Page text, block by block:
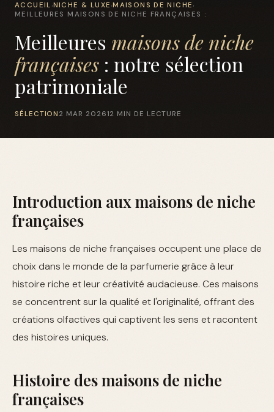
ACCUEIL ›NICHE & LUXE ›MAISONS DE NICHE ›
MEILLEURES MAISONS DE NICHE FRANÇAISES :
Meilleures maisons de niche
françaises : notre sélection
patrimoniale
SÉLECTION 2 MAR 202612 MIN DE LECTURE
Introduction aux maisons de niche
françaises
Les maisons de niche françaises occupent une place de
choix dans le monde de la parfumerie grâce à leur
histoire riche et leur créativité audacieuse. Ces maisons
se concentrent sur la qualité et l'originalité, offrant des
créations olfactives qui captivent les sens et racontent
des histoires uniques.
Histoire des maisons de niche
françaises